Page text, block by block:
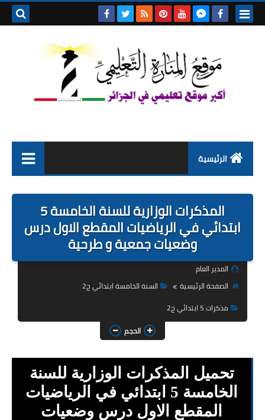
الرئيسية
التربية التحضيرية
السنة الاولى ابتدائي
السنة الثالثة ابتدائي
السنة الرابعة ابتدائي
شهادة التعليم الابتدائي
تزيين القسم
المذكرات الوزارية للسنة الخامسة 5
ابتدائي في الرياضيات المقطع الاول درس
وضعيات جمعية و طرحية
المدير العام
الصفحة الرئيسية
السنة الخامسة ابتدائي ج2
مذكرات 5 ابتدائي ج2
الحجم
تحميل المذكرات الوزارية للسنة
الخامسة 5 ابتدائي في الرياضيات
المقطع الاول درس وضعيات